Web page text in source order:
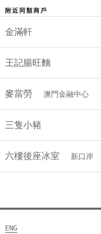
附近同類商戶
金滿軒
王記腸旺麵
麥當勞 澳門金融中心
三隻小豬
六樓後座冰室 新口岸
ENG